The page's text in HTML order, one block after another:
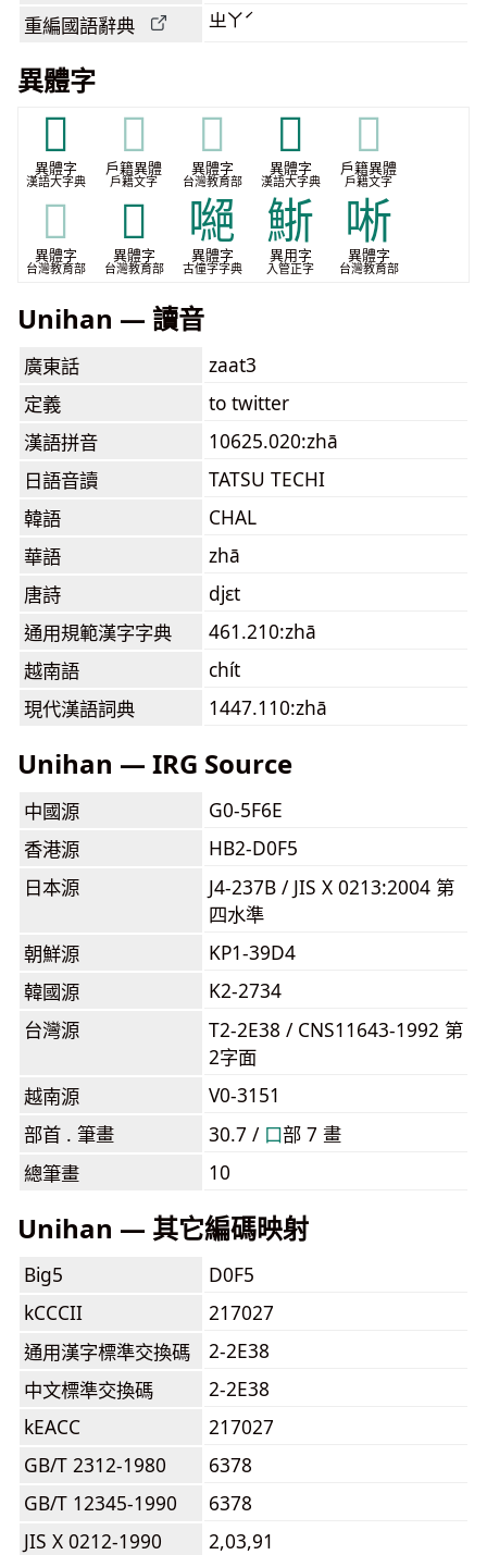
重編國語辭典 ㄓㄚˊ
異體字
𠹗
異體字
漢語大字典
𠹗
戶籍異體
戶籍文字
𠹗
異體字
台灣教育部
𠻯
異體字
漢語大字典
𠻯
戶籍異體
戶籍文字
𠻯
異體字
台灣教育部
𠽻
異體字
台灣教育部
𠾼
異體字
古僮字字典
䱑
異用字
入管正字
唽
異體字
台灣教育部
Unihan — 讀音
廣東話
zaat3
定義
to twitter
漢語拼音
10625.020:zhā
日語音讀
TATSU TECHI
韓語
CHAL
華語
zhā
唐詩
djɛt
通用規範漢字字典
461.210:zhā
越南語
chít
現代漢語詞典
1447.110:zhā
Unihan — IRG Source
中國源
G0-5F6E
香港源
HB2-D0F5
日本源
J4-237B / JIS X 0213:2004 第
四水準
朝鮮源
KP1-39D4
韓國源
K2-2734
台灣源
T2-2E38 / CNS11643-1992 第
2字面
越南源
V0-3151
部首 . 筆畫
30.7 / ⼝部 7 畫
總筆畫
10
Unihan — 其它編碼映射
Big5
D0F5
kCCCII
217027
通用漢字標準交換碼
2-2E38
中文標準交換碼
2-2E38
kEACC
217027
GB/T 2312-1980
6378
GB/T 12345-1990
6378
JIS X 0212-1990
2,03,91